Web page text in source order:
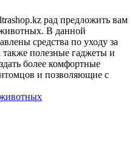
рад предложить вам
В данной
средства по уходу за
полезные гаджеты и
более комфортные
и позволяющие с